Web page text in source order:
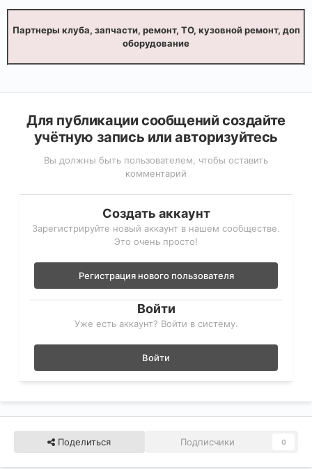
Партнеры клуба, запчасти, ремонт, ТО, кузовной ремонт, доп
оборудование
Для публикации сообщений создайте
учётную запись или авторизуйтесь
Вы должны быть пользователем, чтобы оставить
комментарий
Создать аккаунт
Зарегистрируйте новый аккаунт в нашем сообществе.
Это очень просто!
Регистрация нового пользователя
Войти
Уже есть аккаунт? Войти в систему.
Войти
Поделиться Подписчики 0